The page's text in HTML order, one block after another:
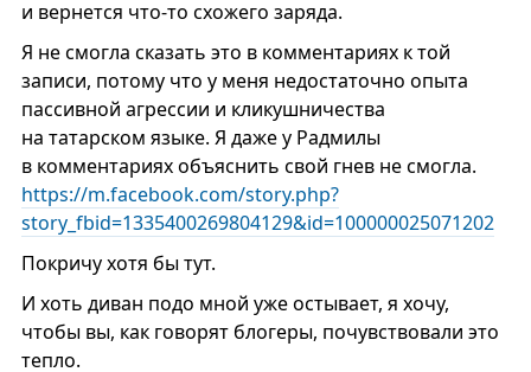
и вернется что-то схожего заряда.
Я не смогла сказать это в комментариях к той
записи, потому что у меня недостаточно опыта
пассивной агрессии и кликушничества
на татарском языке. Я даже у Радмилы
в комментариях объяснить свой гнев не смогла.
https://m.facebook.com/story.php?
story_fbid=1335400269804129&id=100000025071202
Покричу хотя бы тут.
И хоть диван подо мной уже остывает, я хочу,
чтобы вы, как говорят блогеры, почувствовали это
тепло.